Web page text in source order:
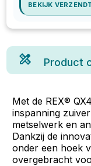
BEKIJK
Product
Met de REX®
inspanning
metselwerk en
Dankzij de
onder een hoek
overgebracht